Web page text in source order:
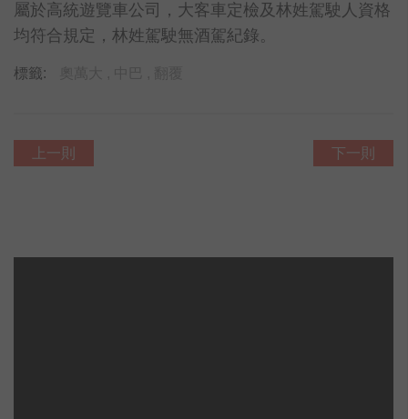
屬於高統遊覽車公司，大客車定檢及林姓駕駛人資格
均符合規定，林姓駕駛無酒駕紀錄。
標籤:
上一則 下一則